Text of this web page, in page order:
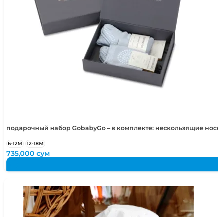
подарочный набор GobabyGo – в комплекте: нескользящие
6-12М 12-18М
735,000сум